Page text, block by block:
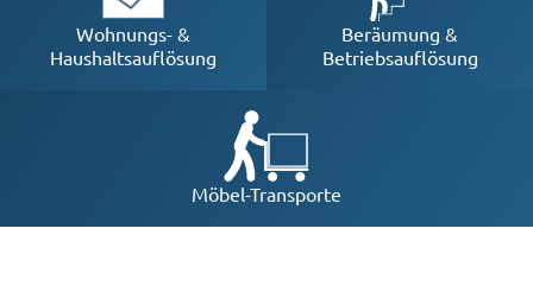
Wohnungs- &
Haushaltsauflösung
Beräumung &
Betriebsauflösung
Möbel-Transporte